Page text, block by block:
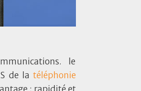
le
de la téléphonie